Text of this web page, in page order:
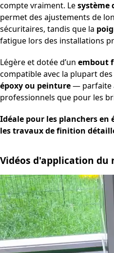
compte vraiment. Lesystème
permet des ajustements de
sécuritaires, tandis que la
fatigue lors des installations
Légère et dotée d’un embout
compatible avec la plupart des
époxy ou peinture— parfaite
professionnels que pour les
Idéale pour les planchers en
les travaux de finition
Vidéos d'application du